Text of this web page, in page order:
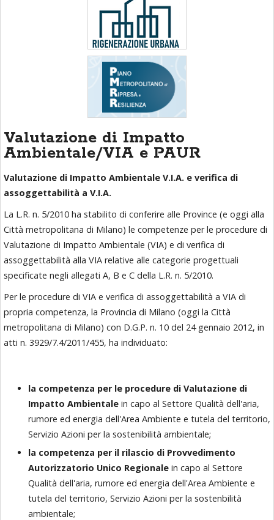
Valutazione di Impatto
Ambientale/VIA e PAUR
Valutazione di Impatto Ambientale V.I.A. e verifica di
assoggettabilità a V.I.A.
La L.R. n. 5/2010 ha stabilito di conferire alle Province (e oggi alla
Città metropolitana di Milano) le competenze per le procedure di
Valutazione di Impatto Ambientale (VIA) e di verifica di
assoggettabilità alla VIA relative alle categorie progettuali
specificate negli allegati A, B e C della L.R. n. 5/2010.
Per le procedure di VIA e verifica di assoggettabilità a VIA di
propria competenza, la Provincia di Milano (oggi la Città
metropolitana di Milano) con D.G.P. n. 10 del 24 gennaio 2012, in
atti n. 3929/7.4/2011/455, ha individuato:
la competenza per le procedure di Valutazione di
Impatto Ambientale in capo al Settore Qualità dell'aria,
rumore ed energia dell'Area Ambiente e tutela del territorio,
Servizio Azioni per la sostenibilità ambientale;
la competenza per il rilascio di Provvedimento
Autorizzatorio Unico Regionale in capo al Settore
Qualità dell'aria, rumore ed energia dell'Area Ambiente e
tutela del territorio, Servizio Azioni per la sostenbilità
ambientale;